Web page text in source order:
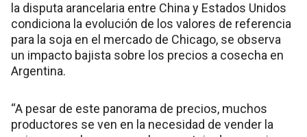
la disputa arancelaria entre China y Estados Unidos
condiciona la evolución de los valores de referencia
para la soja en el mercado de Chicago, se observa
un impacto bajista sobre los precios a cosecha en
Argentina.
“A pesar de este panorama de precios, muchos
productores se ven en la necesidad de vender la